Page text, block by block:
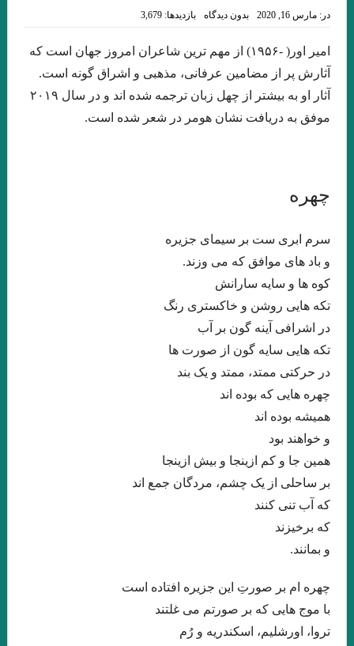
رده ى حشرات ویلیام گس ترجمه ی علی معصومی
مجموعه شعر زیبایی و دریغ نوشته مجید عطاری . نشر سیب سرخ .
خوانش مدرنیستی رمان “تعبیر یک خواب طولانی” از “لیلا قیاسوَند”
نگاهی بر مجموعه داستان « زندگی خاکستری با عطر وانیل» اثر شراره
یقینی با قلم: فریبا چلبی‌یانی
نگاهی فلسفی به داستان کوتاه “نقاشی ماریا” نوشته ی “میترا داور”.
جواد اسحاقیان. قسمت نهم
اسحاقیان
.خوانش روان شناختی مجموعه داستان “زنانی که زنده اند” نوشته ی
“فریبا چلبی یانی” . قسمت ششم. جواداسحاقیان
نوولت “سنگ یَشم” نوشته ی “مریم جهانی” / قسمت پنجم جواد
اسحاقیان
در: مارس 16, 2020 بدون دیدگاه بازدیدها: 3,679
امیر اور( -۱۹۵۶) از مهم ترین شاعران امروز جهان است که
آثارش پر از مضامین عرفانی، مذهبی و اشراق گونه است.
آثار او به بیشتر از چهل زبان ترجمه شده اند و در سال ۲۰۱۹
موفق به دریافت نشان هومر در شعر شده است.
چهره
سرم ابری ست بر سیمای جزیره
و باد های موافق که می وزند.
کوه ها و سایه سارانش
تکه هایی روشن و خاکستری رنگ
در اشرافی آینه گون بر آب
تکه هایی سایه گون از صورت ها
در حرکتی ممتد، ممتد و یک بند
چهره هایی که بوده اند
همیشه بوده اند
و خواهند بود
همین جا و کم ازینجا و بیش ازینجا
بر ساحلی از یک چشم، مردگان جمع اند
که آب تنی کنند
که برخیزند
و بمانند.
چهره ام بر صورتِ این جزیره افتاده است
با موج هایی که بر صورتم می غلتند
تروا، اورشلیم، اسکندریه و رُم